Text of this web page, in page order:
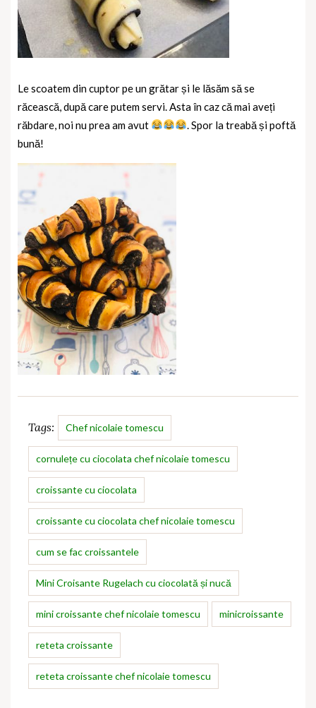
Le scoatem din cuptor pe un grătar și le lăsăm să se
răcească, după care putem servi. Asta în caz că mai aveți
răbdare, noi nu prea am avut
. Spor la treabă și poftă
bună!
Tags: Chef nicolaie tomescu
cornulețe cu ciocolata chef nicolaie tomescu
croissante cu ciocolata
croissante cu ciocolata chef nicolaie tomescu
cum se fac croissantele
Mini Croisante Rugelach cu ciocolată și nucă
mini croissante chef nicolaie tomescu minicroissante
reteta croissante
reteta croissante chef nicolaie tomescu